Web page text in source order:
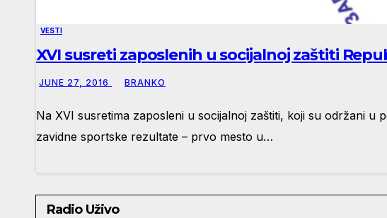
VESTI
XVI susreti zaposlenih u socijalnoj zaštiti
JUNE 27, 2016 BRANKO
Na XVI susretima zaposleni u socijalnoj zaštiti, koji su održani u
zavidne sportske rezultate – prvo mesto u…
Radio Uživo